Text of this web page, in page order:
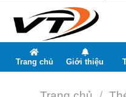
Trang chủ Giới thiệu